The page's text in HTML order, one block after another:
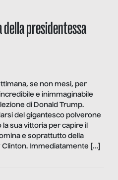
presidentessa
se non mesi, per
e inimmaginabile
di Donald Trump.
del gigantesco polverone
sua vittoria per capire il
e soprattutto della
Immediatamente […]